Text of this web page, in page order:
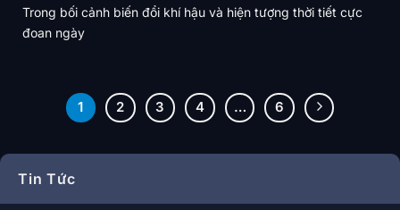
Trong bối cảnh biến đổi khí hậu và hiện tượng thời tiết cực
đoan ngày
1 2 3 4 … 6
Tin Tức